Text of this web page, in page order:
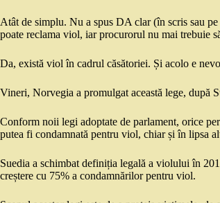
Atât de simplu. Nu a spus DA clar (în scris sau
poate reclama viol, iar procurorul nu mai trebuie
Da, există viol în cadrul căsătoriei. Și acolo e
Vineri, Norvegia a promulgat această lege, după
Conform noii legi adoptate de parlament, orice
putea fi condamnată pentru viol, chiar și în lipsa
Suedia a schimbat definiția legală a violului în
creștere cu 75% a condamnărilor pentru viol.